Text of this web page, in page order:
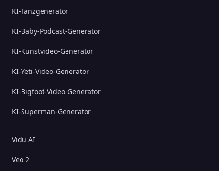
KI-Tanzgenerator
KI-Baby-Podcast-Generator
KI-Kunstvideo-Generator
KI-Yeti-Video-Generator
KI-Bigfoot-Video-Generator
KI-Superman-Generator
Vidu AI
Veo 2